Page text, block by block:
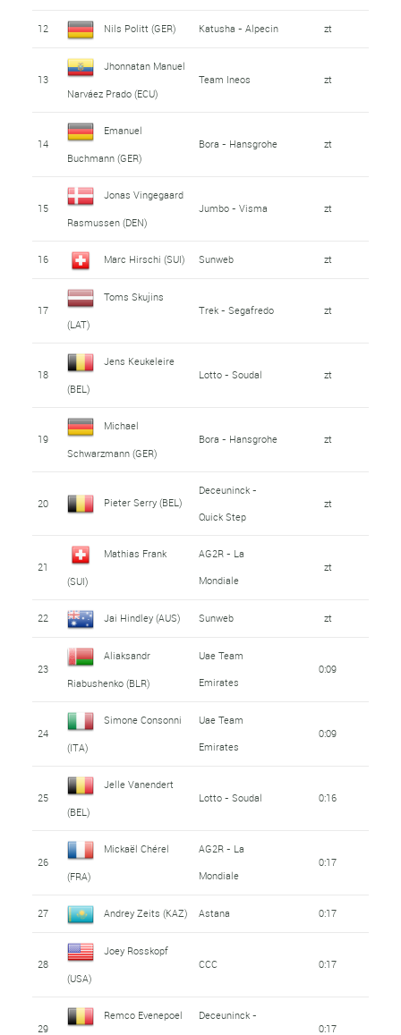
12 Nils Politt (GER) Katusha - Alpecin zt
13
Jhonnatan Manuel
Narváez Prado (ECU)
Team Ineos zt
14
Emanuel
Buchmann (GER)
Bora - Hansgrohe zt
15
Jonas Vingegaard
Rasmussen (DEN)
Jumbo - Visma zt
16 Marc Hirschi (SUI) Sunweb zt
17
Toms Skujins
(LAT)
Trek - Segafredo zt
18
Jens Keukeleire
(BEL)
Lotto - Soudal zt
19
Michael
Schwarzmann (GER)
Bora - Hansgrohe zt
20 Pieter Serry (BEL)
Deceuninck -
Quick Step
zt
21
Mathias Frank
(SUI)
AG2R - La
Mondiale
zt
22 Jai Hindley (AUS) Sunweb zt
23
Aliaksandr
Riabushenko (BLR)
Uae Team
Emirates
0:09
24
Simone Consonni
(ITA)
Uae Team
Emirates
0:09
25
Jelle Vanendert
(BEL)
Lotto - Soudal 0:16
26
Mickaël Chérel
(FRA)
AG2R - La
Mondiale
0:17
27 Andrey Zeits (KAZ) Astana 0:17
28
Joey Rosskopf
(USA)
CCC 0:17
29
Remco Evenepoel
Deceuninck -
0:17